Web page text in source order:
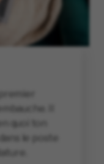
Il
quoi ton
le poste